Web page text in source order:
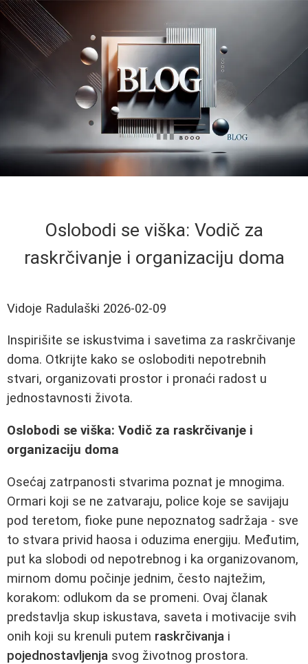
Oslobodi se viška: Vodič za
raskrčivanje i organizaciju doma
Vidoje Radulaški 2026-02-09
Inspirišite se iskustvima i savetima za raskrčivanje
doma. Otkrijte kako se osloboditi nepotrebnih
stvari, organizovati prostor i pronaći radost u
jednostavnosti života.
Oslobodi se viška: Vodič za raskrčivanje i
organizaciju doma
Osećaj zatrpanosti stvarima poznat je mnogima.
Ormari koji se ne zatvaraju, police koje se savijaju
pod teretom, fioke pune nepoznatog sadržaja - sve
to stvara privid haosa i oduzima energiju. Međutim,
put ka slobodi od nepotrebnog i ka organizovanom,
mirnom domu počinje jednim, često najtežim,
korakom: odlukom da se promeni. Ovaj članak
predstavlja skup iskustava, saveta i motivacije svih
onih koji su krenuli putem raskrčivanja i
pojednostavljenja svog životnog prostora.